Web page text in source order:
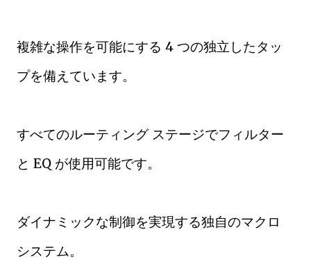
複雑な操作を可能にする 4 つの独立したタッ
プを備えています。
すべてのルーティング ステージでフィルター
と EQ が使用可能です。
ダイナミックな制御を実現する独自のマクロ
システム。